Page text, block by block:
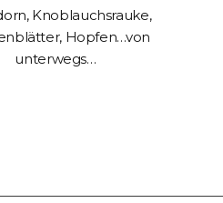
Knoblauchsrauke,
Hopfen…von
unterwegs…